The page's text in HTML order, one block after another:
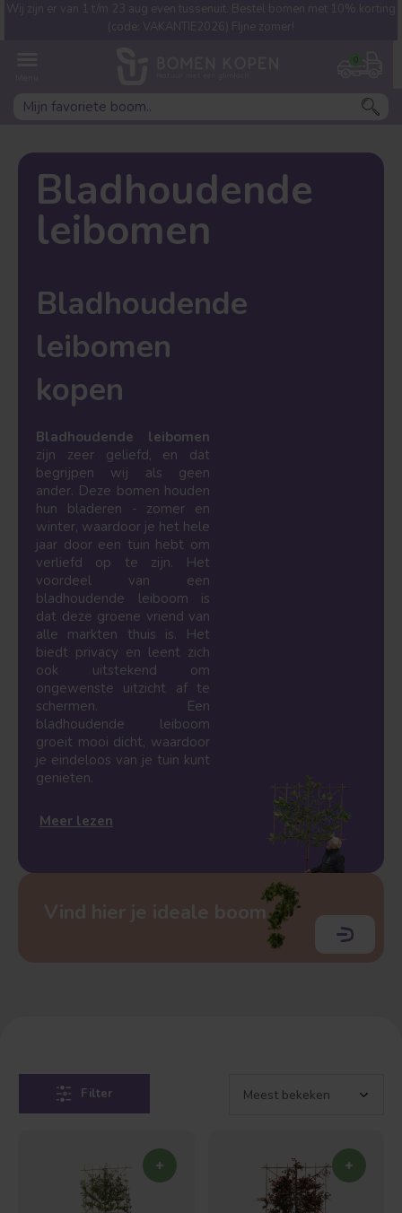
0
Wij zijn er van 1 t/m 23 aug even tussenuit. Bestel bomen met 10% korting
(code: VAKANTIE2026) FIjne zomer!
Bladhoudende
leibomen
Bladhoudende
leibomen
kopen
Bladhoudende leibomen
zijn zeer geliefd, en dat
begrijpen wij als geen
ander. Deze bomen houden
hun bladeren - zomer en
winter, waardoor je het hele
jaar door een tuin hebt om
verliefd op te zijn. Het
voordeel van een
bladhoudende leiboom is
dat deze groene vriend van
alle markten thuis is. Het
biedt privacy en leent zich
ook uitstekend om
ongewenste uitzicht af te
schermen. Een
bladhoudende leiboom
groeit mooi dicht, waardoor
je eindeloos van je tuin kunt
genieten.
Meer lezen
Filter
Welke boom ben jij naar op